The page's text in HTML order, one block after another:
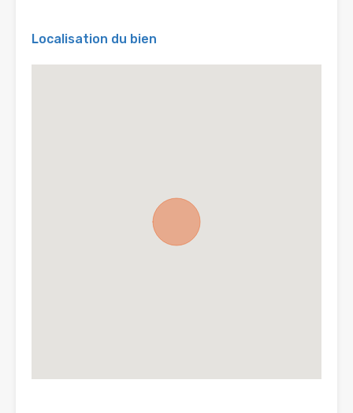
Localisation du bien